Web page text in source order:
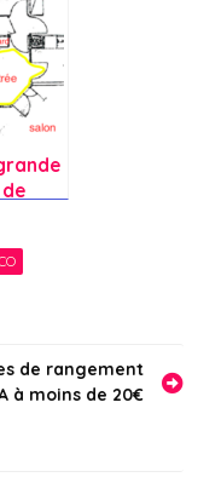
de rangement
à moins de 20€